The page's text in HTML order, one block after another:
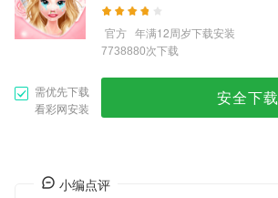
官方 年满12周岁下载安装
7738880次下载
需优先下载
看彩网安装
安全下载
小编点评